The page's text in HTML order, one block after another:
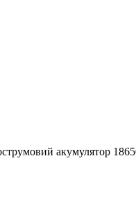
акумулятор